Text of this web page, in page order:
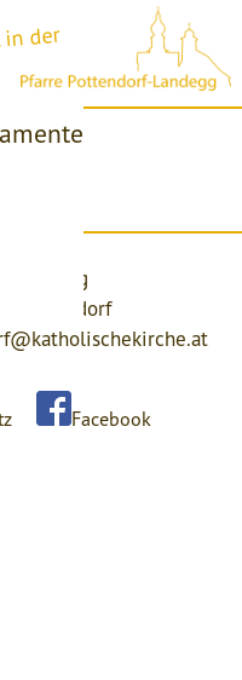
der
Landegg
Pottendorf
Facebook